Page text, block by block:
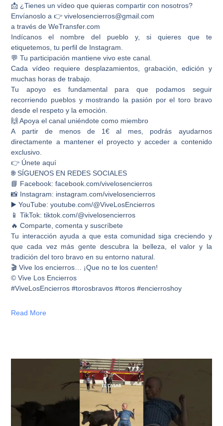
📩 ¿Tienes un vídeo que quieras compartir con nosotros?
Envíanoslo a 👉 vivelosencierros@gmail.com
a través de WeTransfer.com
Indícanos el nombre del pueblo y, si quieres que te
etiquetemos, tu perfil de Instagram.
💬 Tu participación mantiene vivo este canal.
Cada vídeo requiere desplazamientos, grabación, edición y
muchas horas de trabajo.
Tu apoyo es fundamental para que podamos seguir
recorriendo pueblos y mostrando la pasión por el toro bravo
desde el respeto y la emoción.
🙌 Apoya el canal uniéndote como miembro
A partir de menos de 1€ al mes, podrás ayudarnos
directamente a mantener el proyecto y acceder a contenido
exclusivo.
👉 Únete aquí
🌐 SÍGUENOS EN REDES SOCIALES
📘 Facebook: facebook.com/vivelosencierros
📸 Instagram: instagram.com/vivelosencierros
▶️ YouTube: youtube.com/@ViveLosEncierros
📱 TikTok: tiktok.com/@vivelosencierros
🔥 Comparte, comenta y suscríbete
Tu interacción ayuda a que esta comunidad siga creciendo y
que cada vez más gente descubra la belleza, el valor y la
tradición del toro bravo en su entorno natural.
🎬 Vive los encierros… ¡Que no te los cuenten!
© Vive Los Encierros
#ViveLosEncierros #torosbravos #toros #encierroshoy
Read More